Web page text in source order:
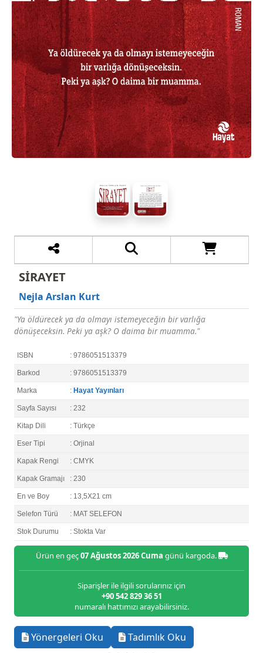
SİRAYET
Nejla Arslan Kurt
"Ya öldürecek ya da olmayı istemeyeceğin bir varlığa
dönüşeceksin. Peki ya aşk? O daima bir muamma."
ISBN : 9786051513379
Barkod : 9786051513379
Marka : Hayat Yayınları
Sayfa Sayısı : 232
Kitap Dili : Türkçe
Eser Tipi : Orjinal
Kapak Rengi : CMYK
Kapak Gramajı : 230
En ve Boy : 13,5X21 cm
Selefon Türü : MAT SELEFON
Stok Durumu : Stokta Var
Ürün en geç07 Ağustos 2026 Cuma günü kargoda.
Siparişler ile ilgili sorularınız için
+90 542 829 36 51
numaralı hattımızı arayabilirsiniz.
Yönergeleri Oku Tadımlık Oku